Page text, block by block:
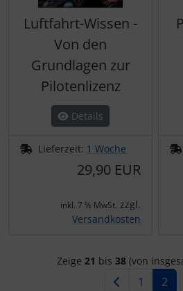
Luftfahrt-Wissen -
Von den
Grundlagen zur
Pilotenlizenz
Details
Lieferzeit: 1 Woche
29,90 EUR
inkl. 7 % MwSt. zzgl.
Versandkosten
Zeige 21 bis 38(von
1 2